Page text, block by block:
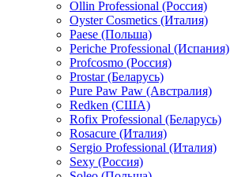
Ollin Professional (Россия)
Oyster Cosmetics (Италия)
Paese (Польша)
Periche Professional (Испания)
Profcosmo (Россия)
Prostar (Беларусь)
Pure Paw Paw (Австралия)
Redken (США)
Rofix Professional (Беларусь)
Rosacure (Италия)
Sergio Professional (Италия)
Sexy (Россия)